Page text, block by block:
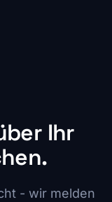
Ihr
- wir melden